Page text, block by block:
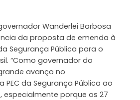
Wanderlei Barbosa
da proposta de emenda à
Segurança Pública para o
“Como governador do
avanço no
da Segurança Pública ao
especialmente porque os 27